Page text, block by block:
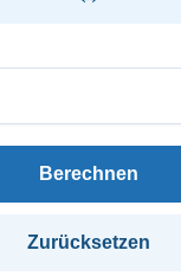
Berechnen
Zurücksetzen